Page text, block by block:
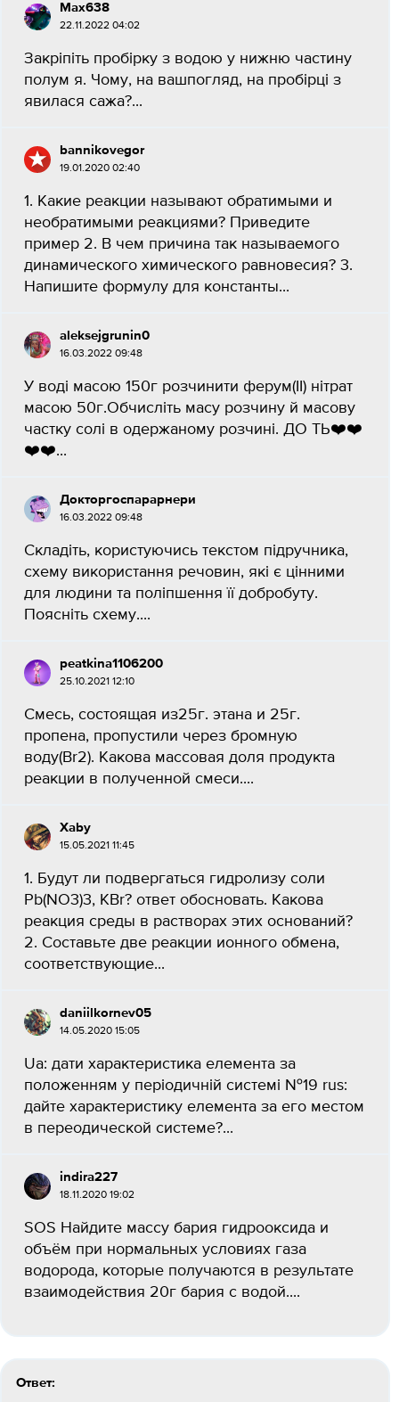
Max638
22.11.2022 04:02
Закріпіть пробірку з водою у нижню частину
полум я. Чому, на вашпогляд, на пробірці з
явилася сажа?​...
bannikovegor
19.01.2020 02:40
1. Какие реакции называют обратимыми и
необратимыми реакциями? Приведите
пример 2. В чем причина так называемого
динамического химического равновесия? 3.
Напишите формулу для константы...
aleksejgrunin0
16.03.2022 09:48
У воді масою 150г розчинити ферум(ІІ) нітрат
масою 50г.Обчисліть масу розчину й масову
частку солі в одержаному розчині. ДО ТЬ❤️❤️
❤️❤️​...
Докторгоспарарнери
16.03.2022 09:48
Складіть, користуючись текстом підручника,
схему використання речовин, які є цінними
для людини та поліпшення її добробуту.
Поясніть схему.​...
peatkina1106200
25.10.2021 12:10
Смесь, состоящая из25г. этана и 25г.
пропена, пропустили через бромную
воду(Br2). Какова массовая доля продукта
реакции в полученной смеси....
Xaby
15.05.2021 11:45
1. Будут ли подвергаться гидролизу соли
Pb(NO3)3, KВr? ответ обосновать. Какова
реакция среды в растворах этих оснований?
2. Составьте две реакции ионного обмена,
соответствующие...
daniilkornev05
14.05.2020 15:05
Ua: дати характеристика елемента за
положенням у періодичній системі №19 rus:
дайте характеристику елемента за его местом
в переодической системе?...
indira227
18.11.2020 19:02
SOS Найдите массу бария гидрооксида и
объём при нормальных условиях газа
водорода, которые получаются в результате
взаимодействия 20г бария с водой....
Ответ: